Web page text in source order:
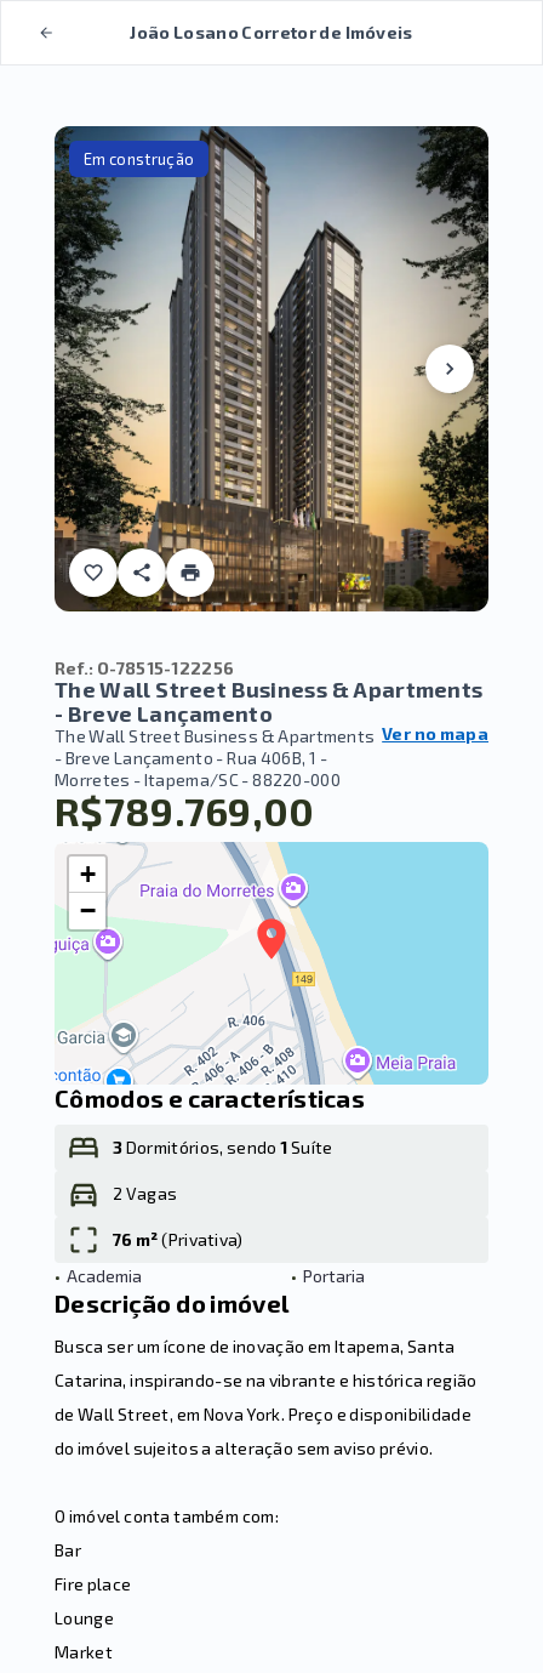
João Losano Corretor de Imóveis
Em construção
Ref.: O-78515-122256
The Wall Street Business & Apartments
- Breve Lançamento
The Wall Street Business & Apartments
- Breve Lançamento -Rua 406B, 1 -
Morretes - Itapema/SC - 88220-000
Ver no mapa
R$789.769,00
+
−
Cômodos e características
3Dormitórios, sendo1Suíte
2 Vagas
76 m²(Privativa)
• Academia • Portaria
Descrição do imóvel
Busca ser um ícone de inovação em Itapema, Santa
Catarina, inspirando-se na vibrante e histórica região
de Wall Street, em Nova York. Preço e disponibilidade
do imóvel sujeitos a alteração sem aviso prévio.
O imóvel conta também com:
Bar
Fire place
Lounge
Market